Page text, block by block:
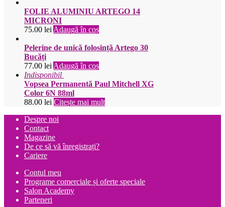
FOLIE ALUMINIU ARTEGO 14
MICRONI
75.00 leiAdaugă în coș
Pelerine de unică folosință Artego 30
Bucăți
77.00 leiAdaugă în coș
Indisponibil
Vopsea Permanentă Paul Mitchell XG
Color 6N 88ml
88.00 lei Citește mai mult
Despre noi
Contact
Magazine
De ce să vă înregistrați?
Cariere
Contul meu
Programe comerciale și oferte speciale
Salon Academy
Parteneri